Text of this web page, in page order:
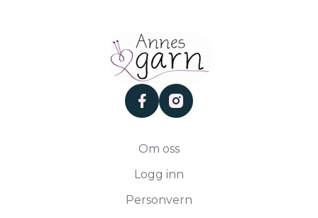
facebookinstagram
Om oss
Logg inn
Personvern